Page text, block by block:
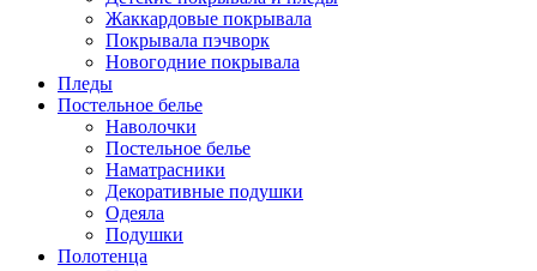
Жаккардовые покрывала
Покрывала пэчворк
Новогодние покрывала
Пледы
Постельное белье
Наволочки
Постельное белье
Наматрасники
Декоративные подушки
Одеяла
Подушки
Полотенца